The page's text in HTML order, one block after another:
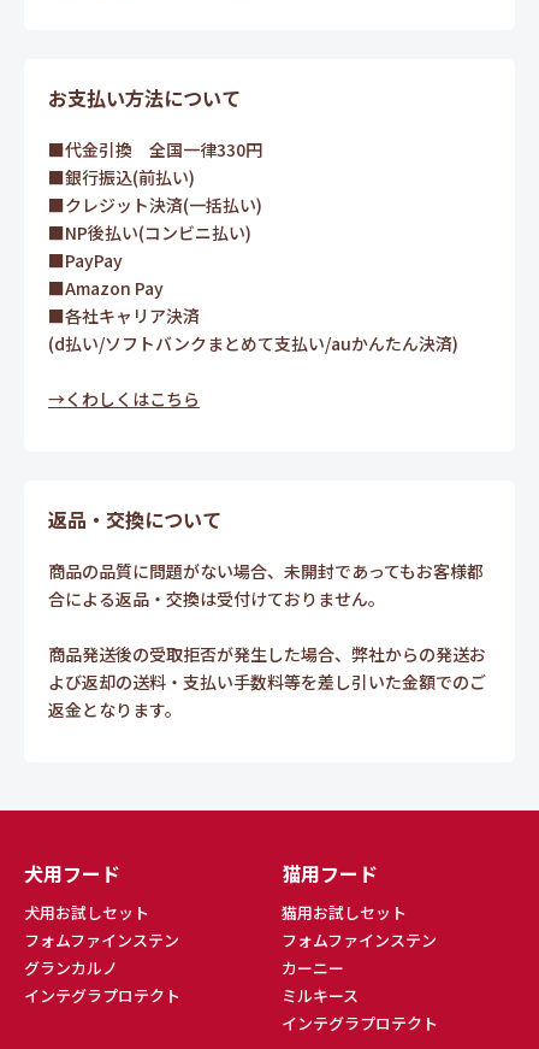
お支払い方法について
■代金引換 全国一律330円
■銀行振込(前払い)
■クレジット決済(一括払い)
■NP後払い(コンビニ払い)
■PayPay
■Amazon Pay
■各社キャリア決済
(d払い/ソフトバンクまとめて支払い/auかんたん決済)
→くわしくはこちら
返品・交換について
商品の品質に問題がない場合、未開封であってもお客様都
合による返品・交換は受付けておりません。
商品発送後の受取拒否が発生した場合、弊社からの発送お
よび返却の送料・支払い手数料等を差し引いた金額でのご
返金となります。
犬用フード
犬用お試しセット
フォムファインステン
グランカルノ
インテグラプロテクト
猫用フード
猫用お試しセット
フォムファインステン
カーニー
ミルキース
インテグラプロテクト